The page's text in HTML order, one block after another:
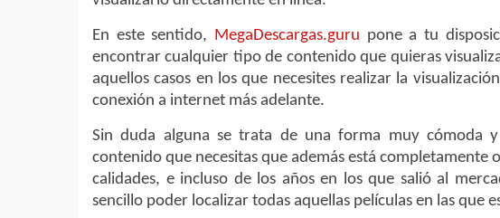
En este sentido, MegaDescargas.guru pone a tu
encontrar cualquier tipo de contenido que quieras
aquellos casos en los que necesites realizar la
conexión a internet más adelante.
Sin duda alguna se trata de una forma muy cómoda
contenido que necesitas que además está completamente
calidades, e incluso de los años en los que salió al
sencillo poder localizar todas aquellas películas en las que